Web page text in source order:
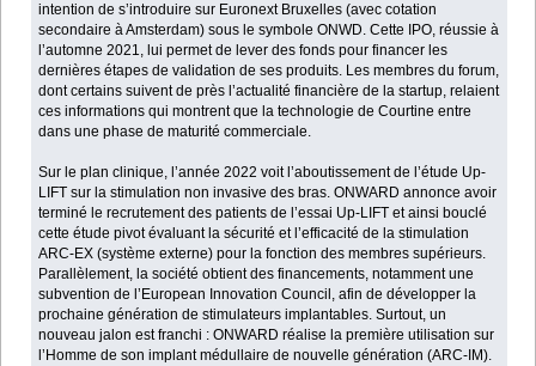
intention de s’introduire sur Euronext Bruxelles (avec cotation
secondaire à Amsterdam) sous le symbole ONWD. Cette IPO, réussie à
l’automne 2021, lui permet de lever des fonds pour financer les
dernières étapes de validation de ses produits. Les membres du forum,
dont certains suivent de près l’actualité financière de la startup, relaient
ces informations qui montrent que la technologie de Courtine entre
dans une phase de maturité commerciale.
Sur le plan clinique, l’année 2022 voit l’aboutissement de l’étude Up-
LIFT sur la stimulation non invasive des bras. ONWARD annonce avoir
terminé le recrutement des patients de l’essai Up-LIFT et ainsi bouclé
cette étude pivot évaluant la sécurité et l’efficacité de la stimulation
ARC-EX (système externe) pour la fonction des membres supérieurs.
Parallèlement, la société obtient des financements, notamment une
subvention de l’European Innovation Council, afin de développer la
prochaine génération de stimulateurs implantables. Surtout, un
nouveau jalon est franchi : ONWARD réalise la première utilisation sur
l’Homme de son implant médullaire de nouvelle génération (ARC-IM).